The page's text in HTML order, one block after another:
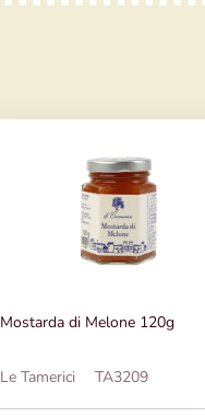
Mostarda di Melone 120g
Le Tamerici TA3209